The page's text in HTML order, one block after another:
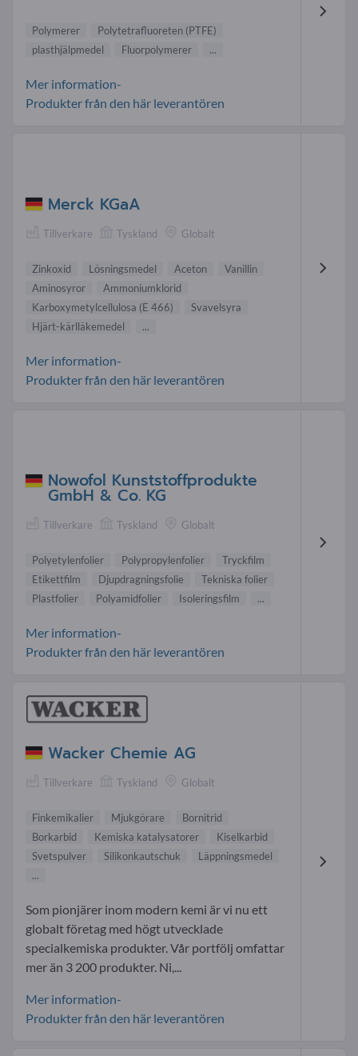
Polymerer
Polytetrafluoreten (PTFE)
plasthjälpmedel
Fluorpolymerer ...
Mer information-
Produkter från den här leverantören
Merck KGaA
Tillverkare Tyskland Globalt
Zinkoxid Lösningsmedel Aceton
Vanillin
Aminosyror
Ammoniumklorid
Karboxymetylcellulosa (E 466)
Svavelsyra
Hjärt-kärlläkemedel
...
Mer information-
Produkter från den här leverantören
Nowofol Kunststoffprodukte
GmbH & Co. KG
Tillverkare Tyskland Globalt
Polyetylenfolier Polypropylenfolier
Tryckfilm
Etikettfilm
Djupdragningsfolie
Tekniska folier
Plastfolier
Polyamidfolier Isoleringsfilm ...
Mer information-
Produkter från den här leverantören
Wacker Chemie AG
Tillverkare Tyskland Globalt
Finkemikalier Mjukgörare
Bornitrid
Borkarbid
Kemiska katalysatorer
Kiselkarbid
Svetspulver
Silikonkautschuk
Läppningsmedel
...
Som pionjärer inom modern kemi är vi nu ett
globalt företag med högt utvecklade
specialkemiska produkter. Vår portfölj omfattar
mer än 3 200 produkter. Ni,...
Mer information-
Produkter från den här leverantören